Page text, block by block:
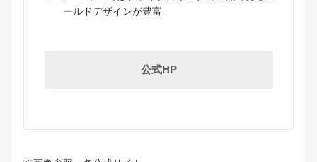
ールドデザインが豊富
公式HP